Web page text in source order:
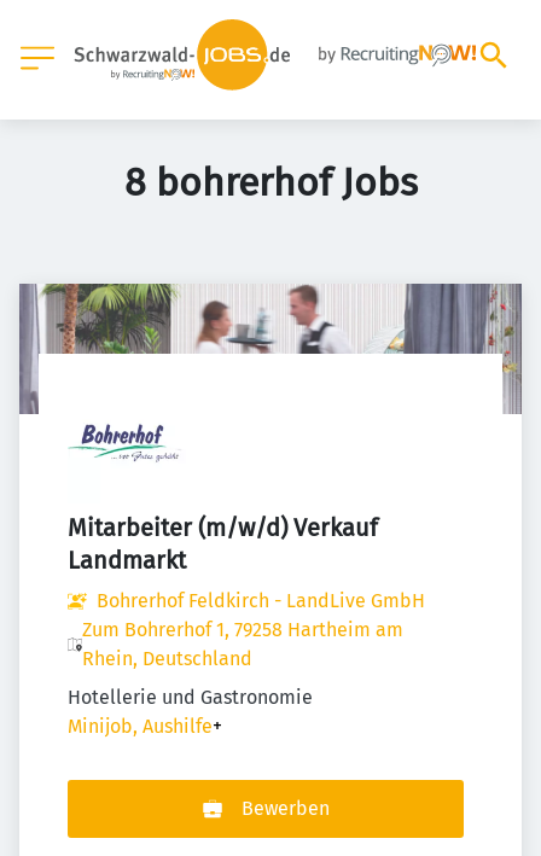
8 bohrerhof Jobs
Mitarbeiter (m/w/d) Verkauf
Landmarkt
Bohrerhof Feldkirch - LandLive GmbH
Zum Bohrerhof 1, 79258 Hartheim am
Rhein, Deutschland
Hotellerie und Gastronomie
Minijob, Aushilfe+
Bewerben